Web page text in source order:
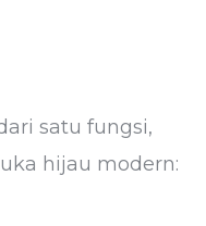
satu fungsi,
hijau modern: